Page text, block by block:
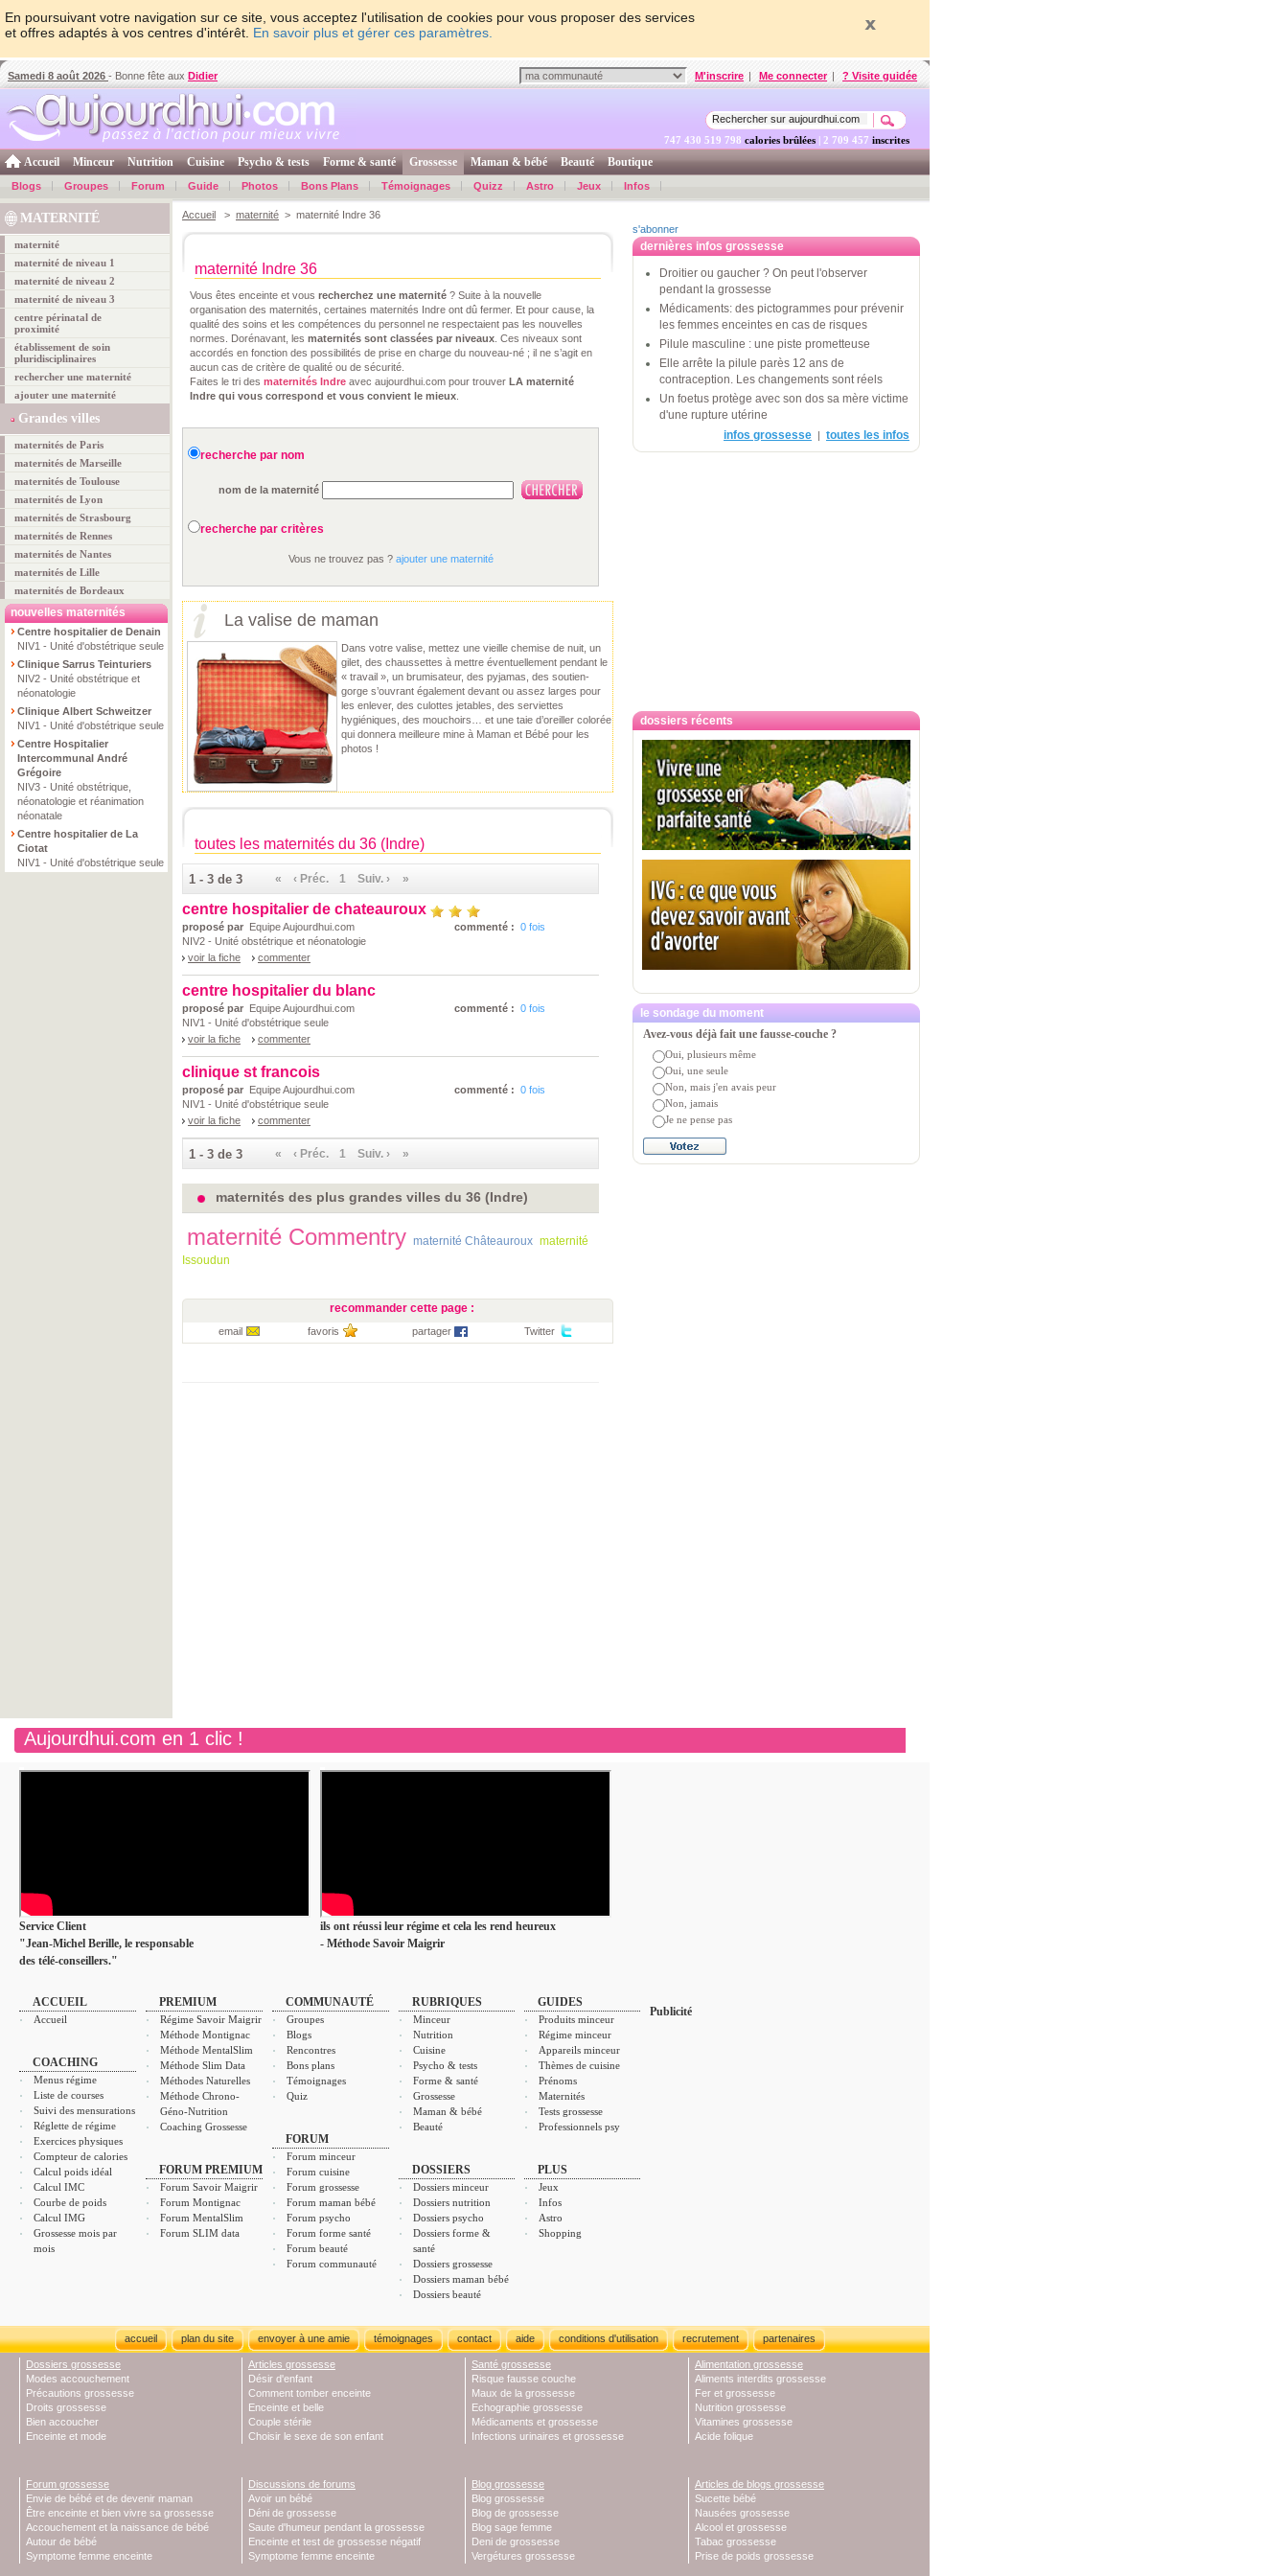
En poursuivant votre navigation sur ce site, vous acceptez l'utilisation de cookies pour vous proposer des services
et offres adaptés à vos centres d'intérêt. En savoir plus et gérer ces paramètres.
Samedi 8 août 2026 - Bonne fête aux Didier M'inscrire | Me connecter | ? Visite guidée
747 430 520 448 calories brûlées | 2 709 457 inscrites
Accueil Minceur Nutrition Cuisine Psycho & tests Forme & santé Grossesse Maman & bébé Beauté Boutique
Blogs Groupes Forum Guide Photos Bons Plans Témoignages Quizz Astro Jeux Infos
MATERNITÉ
maternité
maternité de niveau 1
maternité de niveau 2
maternité de niveau 3
centre périnatal de
proximité
établissement de soin
pluridisciplinaires
rechercher une maternité
ajouter une maternité
Grandes villes
maternités de Paris
maternités de Marseille
maternités de Toulouse
maternités de Lyon
maternités de Strasbourg
maternités de Rennes
maternités de Nantes
maternités de Lille
maternités de Bordeaux
nouvelles maternités
Centre hospitalier de Denain
NIV1 - Unité d'obstétrique seule
Clinique Sarrus Teinturiers
NIV2 - Unité obstétrique et
néonatologie
Clinique Albert Schweitzer
NIV1 - Unité d'obstétrique seule
Centre Hospitalier
Intercommunal André
Grégoire
NIV3 - Unité obstétrique,
néonatologie et réanimation
néonatale
Centre hospitalier de La
Ciotat
NIV1 - Unité d'obstétrique seule
Accueil > maternité > maternité Indre 36
maternité Indre 36
Vous êtes enceinte et vous recherchez une maternité ? Suite à la nouvelle
organisation des maternités, certaines maternités Indre ont dû fermer. Et pour cause, la
qualité des soins et les compétences du personnel ne respectaient pas les nouvelles
normes. Dorénavant, les maternités sont classées par niveaux . Ces niveaux sont
accordés en fonction des possibilités de prise en charge du nouveau-né ; il ne s’agit en
aucun cas de critère de qualité ou de sécurité.
Faites le tri des maternités Indre avec aujourdhui.com pour trouver LA maternité
Indre qui vous correspond et vous convient le mieux
recherche par nom
nom de la maternité
recherche par critères
Vous ne trouvez pas ? ajouter une maternité
La valise de maman
Dans votre valise, mettez une vieille chemise de nuit, un
gilet, des chaussettes à mettre éventuellement pendant le
« travail », un brumisateur, des pyjamas, des soutien-
gorge s’ouvrant également devant ou assez larges pour
les enlever, des culottes jetables, des serviettes
hygiéniques, des mouchoirs… et une taie d’oreiller colorée
qui donnera meilleure mine à Maman et Bébé pour les
photos !
toutes les maternités du 36 (Indre)
1 - 3 de 3 « ‹ Préc. 1 Suiv. › »
centre hospitalier de chateauroux
proposé par Equipe Aujourdhui.com commenté : 0 fois
NIV2 - Unité obstétrique et néonatologie
voir la fiche
commenter
centre hospitalier du blanc
proposé par Equipe Aujourdhui.com commenté : 0 fois
NIV1 - Unité d'obstétrique seule
voir la fiche
commenter
clinique st francois
proposé par Equipe Aujourdhui.com commenté : 0 fois
NIV1 - Unité d'obstétrique seule
voir la fiche
commenter
1 - 3 de 3 « ‹ Préc. 1 Suiv. › »
maternités des plus grandes villes du 36 (Indre)
maternité Commentry maternité Châteauroux maternité
Issoudun
recommander cette page :
email favoris partager Twitter
s'abonner
dernières infos grossesse
Droitier ou gaucher ? On peut l'observer
pendant la grossesse
Médicaments: des pictogrammes pour prévenir
les femmes enceintes en cas de risques
Pilule masculine : une piste prometteuse
Elle arrête la pilule parès 12 ans de
contraception. Les changements sont réels
Un foetus protège avec son dos sa mère victime
d'une rupture utérine
infos grossesse | toutes les infos
dossiers récents
le sondage du moment
Avez-vous déjà fait une fausse-couche ?
Oui, plusieurs même
Oui, une seule
Non, mais j'en avais peur
Non, jamais
Je ne pense pas
Aujourdhui.com en 1 clic !
Service Client
"Jean-Michel Berille, le responsable
des télé-conseillers."
ils ont réussi leur régime et cela les rend heureux
- Méthode Savoir Maigrir
ACCUEIL
Accueil
COACHING
Menus régime
Liste de courses
Suivi des mensurations
Réglette de régime
Exercices physiques
Compteur de calories
Calcul poids idéal
Calcul IMC
Courbe de poids
Calcul IMG
Grossesse mois par
mois
PREMIUM
Régime Savoir Maigrir
Méthode Montignac
Méthode MentalSlim
Méthode Slim Data
Méthodes Naturelles
Méthode Chrono-
Géno-Nutrition
Coaching Grossesse
FORUM PREMIUM
Forum Savoir Maigrir
Forum Montignac
Forum MentalSlim
Forum SLIM data
COMMUNAUTÉ
Groupes
Blogs
Rencontres
Bons plans
Témoignages
Quiz
FORUM
Forum minceur
Forum cuisine
Forum grossesse
Forum maman bébé
Forum psycho
Forum forme santé
Forum beauté
Forum communauté
RUBRIQUES
Minceur
Nutrition
Cuisine
Psycho & tests
Forme & santé
Grossesse
Maman & bébé
Beauté
DOSSIERS
Dossiers minceur
Dossiers nutrition
Dossiers psycho
Dossiers forme &
santé
Dossiers grossesse
Dossiers maman bébé
Dossiers beauté
GUIDES
Produits minceur
Régime minceur
Appareils minceur
Thèmes de cuisine
Prénoms
Maternités
Tests grossesse
Professionnels psy
PLUS
Jeux
Infos
Astro
Shopping
Publicité
accueil plan du site envoyer à une amie témoignages contact aide conditions d'utilisation recrutement partenaires
Dossiers grossesse
Modes accouchement
Précautions grossesse
Droits grossesse
Bien accoucher
Enceinte et mode
Articles grossesse
Désir d'enfant
Comment tomber enceinte
Enceinte et belle
Couple stérile
Choisir le sexe de son enfant
Santé grossesse
Risque fausse couche
Maux de la grossesse
Echographie grossesse
Médicaments et grossesse
Infections urinaires et grossesse
Alimentation grossesse
Aliments interdits grossesse
Fer et grossesse
Nutrition grossesse
Vitamines grossesse
Acide folique
Forum grossesse
Envie de bébé et de devenir maman
Être enceinte et bien vivre sa grossesse
Accouchement et la naissance de bébé
Autour de bébé
Symptome femme enceinte
Discussions de forums
Avoir un bébé
Déni de grossesse
Saute d'humeur pendant la grossesse
Enceinte et test de grossesse négatif
Symptome femme enceinte
Blog grossesse
Blog grossesse
Blog de grossesse
Blog sage femme
Deni de grossesse
Vergétures grossesse
Articles de blogs grossesse
Sucette bébé
Nausées grossesse
Alcool et grossesse
Tabac grossesse
Prise de poids grossesse